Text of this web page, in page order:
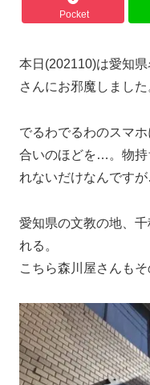
Pocket
本日(202110)は愛知
さんにお邪魔しました
でるわでるわのスマ
合いのほどを…。物持
れないだけなんですが
愛知県の文教の地、
れる。
こちら森川屋さんもそ